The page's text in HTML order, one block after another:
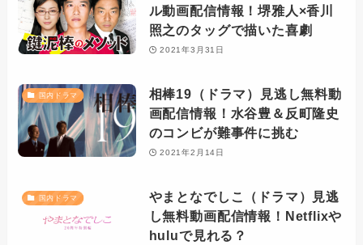
ル動画配信情報！堺雅人×香川
照之のタッグで描いた喜劇
2021年3月31日
国内ドラマ
相棒19（ドラマ）見逃し無料動
画配信情報！水谷豊＆反町隆史
のコンビが難事件に挑む
2021年2月14日
国内ドラマ
やまとなでしこ（ドラマ）見逃
し無料動画配信情報！Netflixや
huluで見れる？